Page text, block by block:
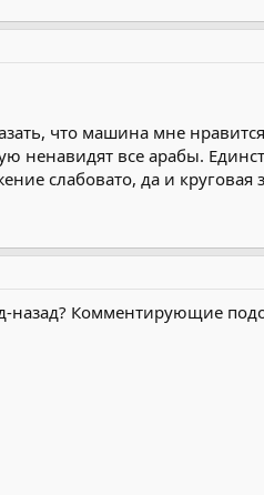
что машина мне
ненавидят все арабы.
слабовато, да и круговая
назад? Комментирующие